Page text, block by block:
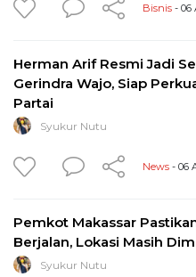
Bisnis - 06
Herman Arif Resmi Jadi
Gerindra Wajo, Siap
Partai
Syukur Nutu
News - 06
Pemkot Makassar
Berjalan, Lokasi Masih
Syukur Nutu